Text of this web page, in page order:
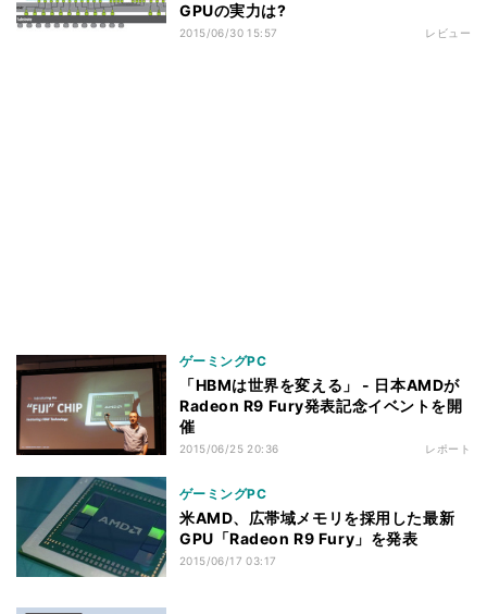
GPUの実力は?
2015/06/30 15:57 レビュー
ゲーミングPC
「HBMは世界を変える」 - 日本AMDが
Radeon R9 Fury発表記念イベントを開
催
2015/06/25 20:36 レポート
ゲーミングPC
米AMD、広帯域メモリを採用した最新
GPU「Radeon R9 Fury」を発表
2015/06/17 03:17